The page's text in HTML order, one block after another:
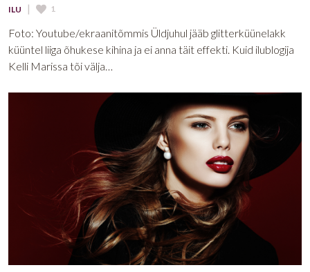
ILU | 1
Foto: Youtube/ekraanitõmmis Üldjuhul jääb glitterküünelakk
küüntel liiga õhukese kihina ja ei anna täit effekti. Kuid ilublogija
Kelli Marissa tõi välja…